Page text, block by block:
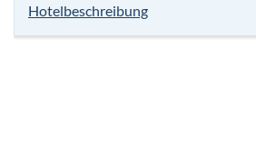
Hotelbeschreibung